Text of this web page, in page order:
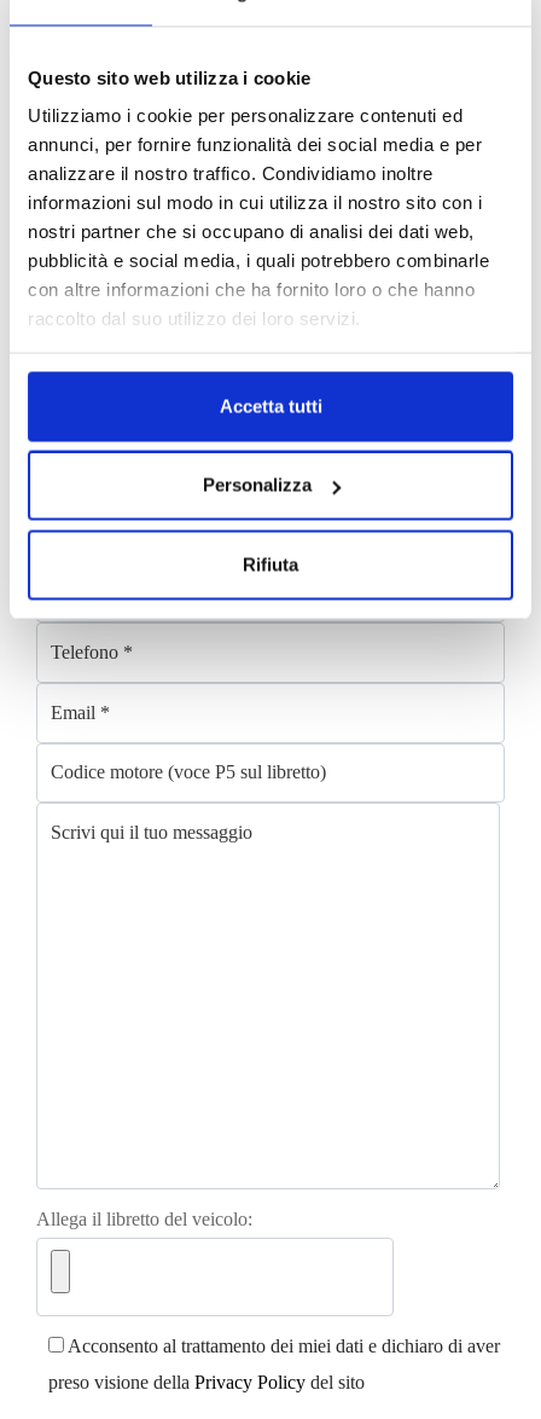
Questo sito web utilizza i cookie
Utilizziamo i cookie per personalizzare contenuti ed
annunci, per fornire funzionalità dei social media e per
analizzare il nostro traffico. Condividiamo inoltre
informazioni sul modo in cui utilizza il nostro sito con i
nostri partner che si occupano di analisi dei dati web,
pubblicità e social media, i quali potrebbero combinarle
con altre informazioni che ha fornito loro o che hanno
raccolto dal suo utilizzo dei loro servizi.
Accetta tutti
Personalizza
Rifiuta
informazioni
Allega il libretto del veicolo:
Acconsento al trattamento dei miei dati e dichiaro di aver
preso visione della Privacy Policy del sito